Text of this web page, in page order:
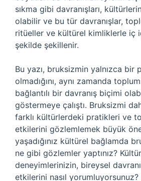
sıkma gibi davranışları,
olabilir ve bu tür davranışlar,
ritüeller ve kültürel kimliklerle iç
şekilde şekillenir.
Bu yazı, bruksizmin yalnızca bir
olmadığını, aynı zamanda
bağlantılı bir davranış biçimi
göstermeye çalıştı. Bruksizmi
farklı kültürlerdeki pratikleri ve
etkilerini gözlemlemek büyük
yaşadığınız kültürel bağlamda
ne gibi gözlemler yaptınız?
deneyimlerinizin, bireysel
etkilerini nasıl yorumluyorsunuz?